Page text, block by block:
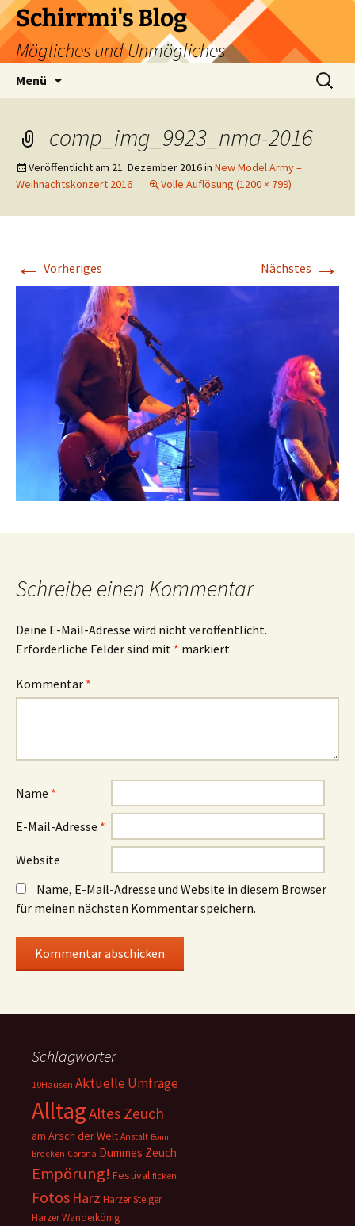
Zum
Inhalt
springen
Schirrmi's Blog
Mögliches und Unmögliches
Menü
Suchen
nach:
comp_img_9923_nma-2016
Veröffentlicht am 21. Dezember 2016in New Model Army –
Weihnachtskonzert 2016
Volle Auflösung (1200 × 799)
← Vorheriges Nächstes →
Schreibe einen Kommentar
Deine E-Mail-Adresse wird nicht veröffentlicht.
Erforderliche Felder sind mit * markiert
Kommentar *
Name *
E-Mail-Adresse *
Website
Name, E-Mail-Adresse und Website in diesem Browser
für meinen nächsten Kommentar speichern.
Schlagwörter
10Hausen Aktuelle Umfrage
AlltagAltes Zeuch
am Arsch der Welt Anstalt Bonn
Brocken Corona Dummes Zeuch
Empörung! Festival ficken
Fotos Harz Harzer Steiger
Harzer Wanderkönig